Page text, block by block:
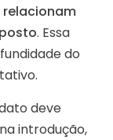
relacionam
. Essa
do
deve
introdução,